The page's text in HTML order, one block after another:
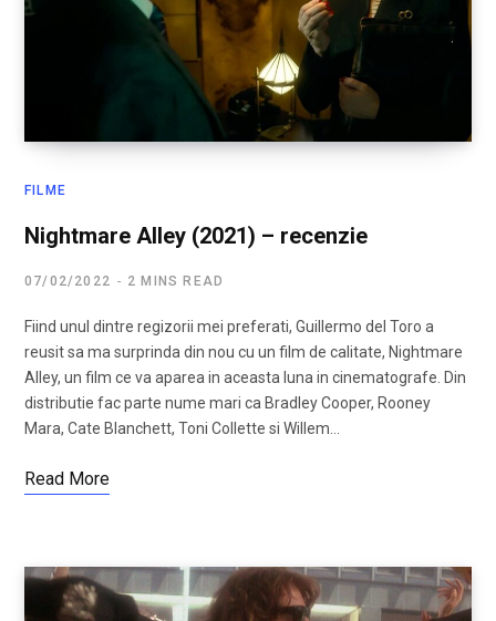
FILME
Nightmare Alley (2021) – recenzie
07/02/2022 2 MINS READ
Fiind unul dintre regizorii mei preferati, Guillermo del Toro a
reusit sa ma surprinda din nou cu un film de calitate, Nightmare
Alley, un film ce va aparea in aceasta luna in cinematografe. Din
distributie fac parte nume mari ca Bradley Cooper, Rooney
Mara, Cate Blanchett, Toni Collette si Willem…
Read More